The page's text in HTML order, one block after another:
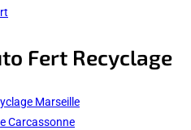
Fert Recyclage
Marseille
Carcassonne